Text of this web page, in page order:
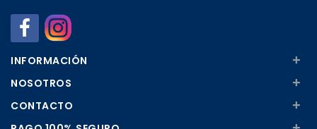
INFORMACIÓN +
NOSOTROS +
CONTACTO +